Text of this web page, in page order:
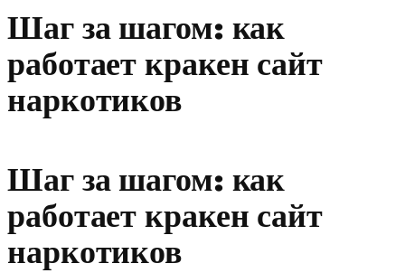
Шаг за шагом: как
работает кракен сайт
наркотиков
Шаг за шагом: как
работает кракен сайт
наркотиков